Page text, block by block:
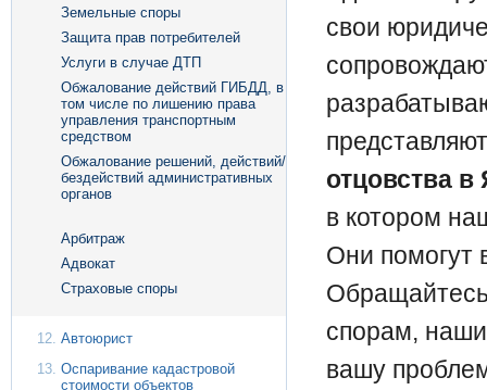
Земельные споры
Защита прав потребителей
Услуги в случае ДТП
Обжалование действий ГИБДД, в
том числе по лишению права
управления транспортным
средством
Обжалование решений, действий/
бездействий административных
органов
Арбитраж
Адвокат
Страховые споры
Автоюрист
Оспаривание кадастровой
стоимости объектов
свои
отцовства
в котором
Они помогут
спорам,
вашу